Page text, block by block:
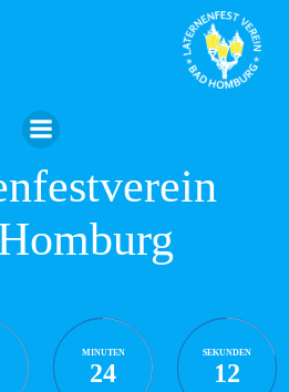
MINUTEN
24
SEKUNDEN
11